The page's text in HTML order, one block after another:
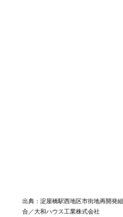
出典：淀屋橋駅西地区市街地再開発組
合／大和ハウス工業株式会社